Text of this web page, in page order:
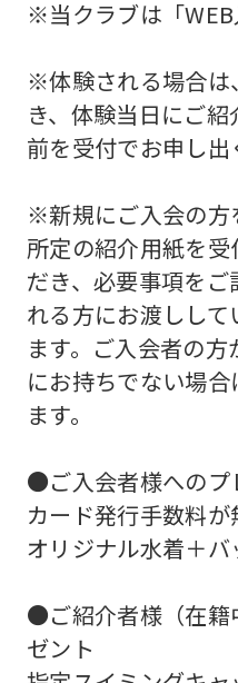
※当クラブは「
※体験される場合は
き、体験当日にご
前を受付でお申し出
※新規にご入会の方
所定の紹介用紙を
だき、必要事項を
れる方にお渡しし
ます。ご入会者の
にお持ちでない場
ます。
●ご入会者様へのプ
カード発行手数料が
オリジナル水着＋バ
●ご紹介者様（在籍
ゼント